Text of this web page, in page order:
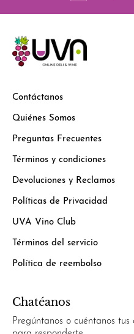
Contáctanos
Quiénes Somos
Preguntas Frecuentes
Términos y condiciones
Devoluciones y Reclamos
Políticas de Privacidad
UVA Vino Club
Términos del servicio
Política de reembolso
Chatéanos
Pregúntanos o cuéntanos